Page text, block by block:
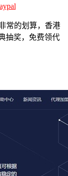
常的划算，香港
抽奖，免费领代